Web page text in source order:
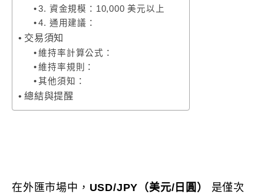
3. 資金規模：10,000 美元以上
4. 通用建議：
交易須知
維持率計算公式：
維持率規則：
其他須知：
總結與提醒
在外匯市場中， USD/JPY（美元/日圓）
是僅次